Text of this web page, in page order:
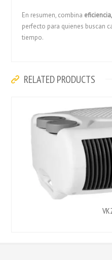
En resumen, combina
perfecto para quienes buscan
tiempo.
RELATED PRODUCTS